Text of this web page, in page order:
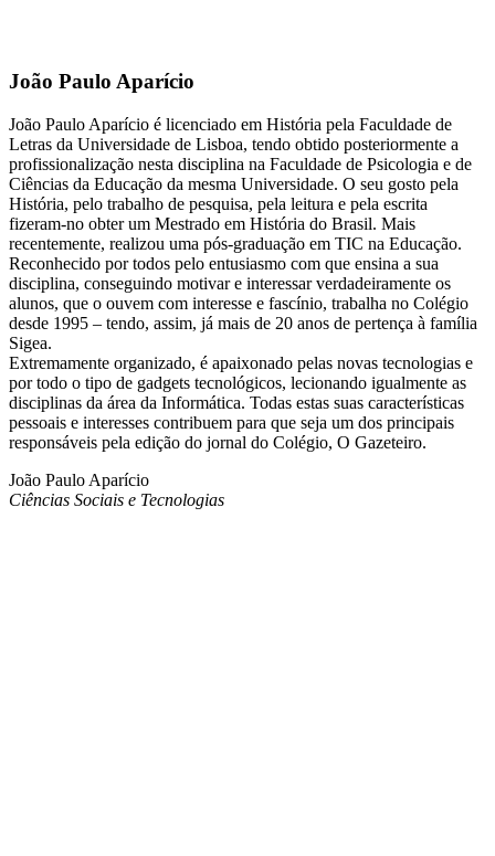
João Paulo Aparício
João Paulo Aparício é licenciado em História pela Faculdade de
Letras da Universidade de Lisboa, tendo obtido posteriormente a
profissionalização nesta disciplina na Faculdade de Psicologia e de
Ciências da Educação da mesma Universidade. O seu gosto pela
História, pelo trabalho de pesquisa, pela leitura e pela escrita
fizeram-no obter um Mestrado em História do Brasil. Mais
recentemente, realizou uma pós-graduação em TIC na Educação.
Reconhecido por todos pelo entusiasmo com que ensina a sua
disciplina, conseguindo motivar e interessar verdadeiramente os
alunos, que o ouvem com interesse e fascínio, trabalha no Colégio
desde 1995 – tendo, assim, já mais de 20 anos de pertença à família
Sigea.
Extremamente organizado, é apaixonado pelas novas tecnologias e
por todo o tipo de gadgets tecnológicos, lecionando igualmente as
disciplinas da área da Informática. Todas estas suas características
pessoais e interesses contribuem para que seja um dos principais
responsáveis pela edição do jornal do Colégio, O Gazeteiro.
João Paulo Aparício
Ciências Sociais e Tecnologias